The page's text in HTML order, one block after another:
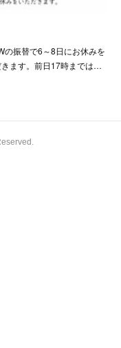
の振替で6～8日にお休みを
ます。前日17時までは…